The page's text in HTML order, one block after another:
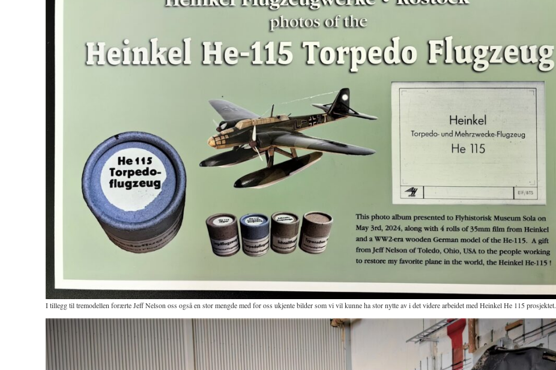
I tillegg til tremodellen forærte Jeff Nelson oss også en stor mengde med for oss ukjente bilder som vi vil kunne ha stor nytte av i det videre arbeidet med Heinkel He 115 prosjektet.